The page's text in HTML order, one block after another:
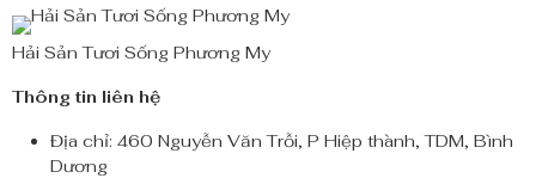
Hải Sản Tươi Sống Phương My
Thông tin liên hệ
Địa chỉ: 460 Nguyễn Văn Trỗi, P Hiệp thành, TDM, Bình
Dương